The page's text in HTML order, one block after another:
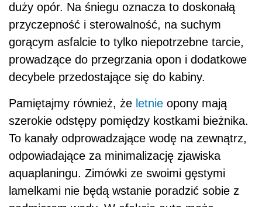
duży opór. Na śniegu oznacza to doskonałą
przyczepność i sterowalność, na suchym
gorącym asfalcie to tylko niepotrzebne tarcie,
prowadzące do przegrzania opon i dodatkowe
decybele przedostające się do kabiny.
Pamiętajmy również, że letnie opony mają
szerokie odstępy pomiędzy kostkami bieżnika.
To kanały odprowadzające wodę na zewnątrz,
odpowiadające za minimalizację zjawiska
aquaplaningu. Zimówki ze swoimi gęstymi
lamelkami nie będą wstanie poradzić sobie z